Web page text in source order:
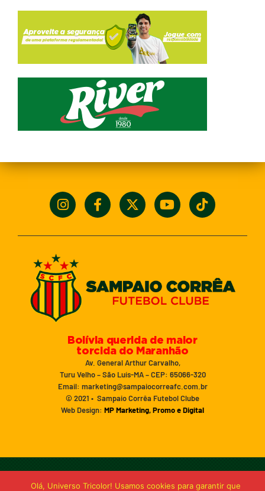
Bolívia querida de maior
torcida do Maranhão
Av. General Arthur Carvalho,
Turu Velho – São Luís-MA – CEP: 65066-320
Email: marketing@sampaiocorreafc.com.br
© 2021 • Sampaio Corrêa Futebol Clube
Web Design: MP Marketing, Promo e Digital
Olá, Universo Tricolor! Usamos cookies para garantir que